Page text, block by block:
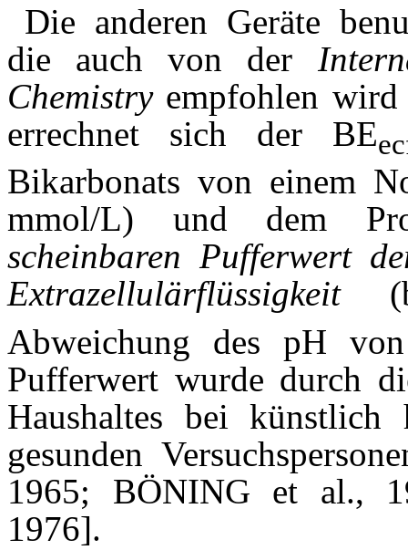
Die anderen Geräte
die auch von der
Chemistryempfohlen wird
errechnet sich der BE
Bikarbonats von einem
mmol/L) und dem
scheinbaren Pufferwert
Extrazellulärflüssigkeit(
Abweichung des pH
Pufferwert wurde durch
Haushaltes bei künstlich
gesunden
1965; BÖNING et al.,
1976].